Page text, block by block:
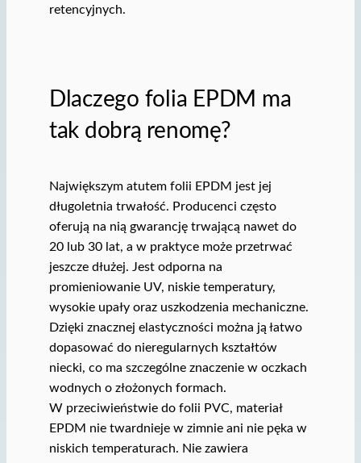
retencyjnych.
Dlaczego folia EPDM ma
tak dobrą renomę?
Największym atutem folii EPDM jest jej
długoletnia trwałość. Producenci często
oferują na nią gwarancję trwającą nawet do
20 lub 30 lat, a w praktyce może przetrwać
jeszcze dłużej. Jest odporna na
promieniowanie UV, niskie temperatury,
wysokie upały oraz uszkodzenia mechaniczne.
Dzięki znacznej elastyczności można ją łatwo
dopasować do nieregularnych kształtów
niecki, co ma szczególne znaczenie w oczkach
wodnych o złożonych formach.
W przeciwieństwie do folii PVC, materiał
EPDM nie twardnieje w zimnie ani nie pęka w
niskich temperaturach. Nie zawiera